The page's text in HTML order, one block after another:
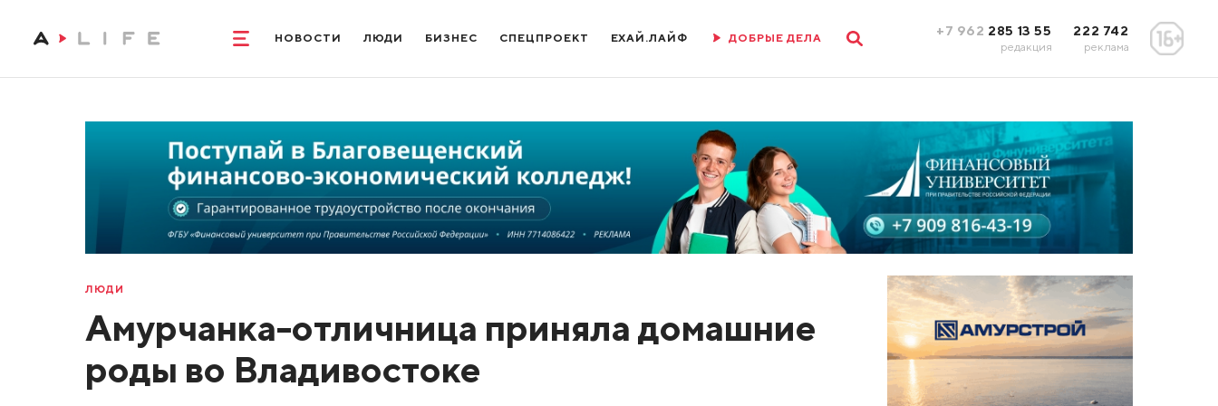
НОВОСТИ ЛЮДИ БИЗНЕС СПЕЦПРОЕКТ ЕХАЙ.ЛАЙФ ДОБРЫЕ ДЕЛА +7 962 285 13 55
редакция
222 742
реклама
ЛЮДИ
Амурчанка-отличница приняла домашние
роды во Владивостоке